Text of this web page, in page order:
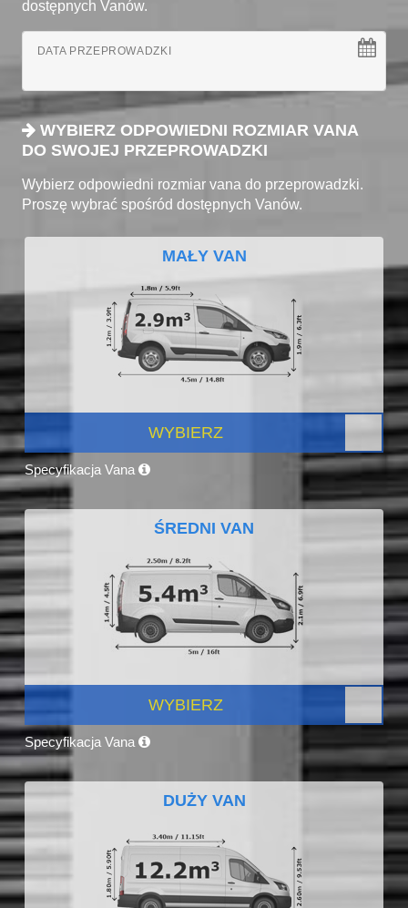
dostępnych Vanów.
DATA PRZEPROWADZKI
WYBIERZ ODPOWIEDNI ROZMIAR VANA
DO SWOJEJ PRZEPROWADZKI
Wybierz odpowiedni rozmiar vana do przeprowadzki.
Proszę wybrać spośród dostępnych Vanów.
MAŁY VAN
WYBIERZ
Specyfikacja Vana
ŚREDNI VAN
WYBIERZ
Specyfikacja Vana
DUŻY VAN